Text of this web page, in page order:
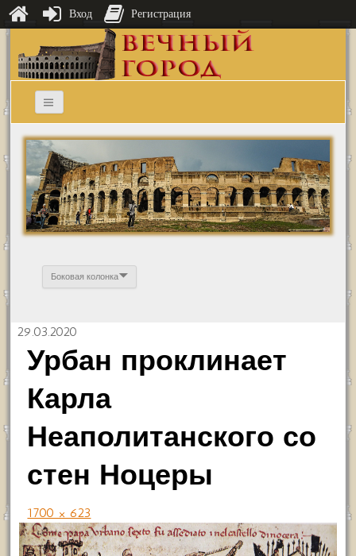
Боковая колонка
29.03.2020
Урбан проклинает
Карла
Неаполитанского со
стен Ноцеры
1700 × 623
Вход Регистрация